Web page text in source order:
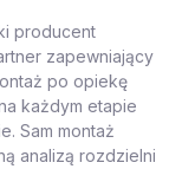
producent
zapewniający
po opiekę
każdym etapie
Sam montaż
analizą rozdzielni